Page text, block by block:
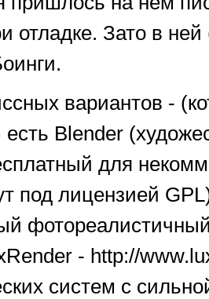
отладке. Зато в
вариантов -
Blender
для
под лицензией
- http://
систем с